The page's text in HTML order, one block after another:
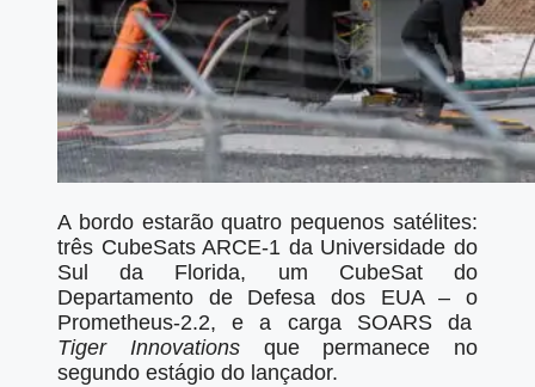
A bordo estarão quatro pequenos satélites:
três CubeSats ARCE-1 da Universidade do
Sul da Florida, um CubeSat do
Departamento de Defesa dos EUA – o
Prometheus-2.2, e a carga SOARS da
Tiger Innovationsque permanece no
segundo estágio do lançador.